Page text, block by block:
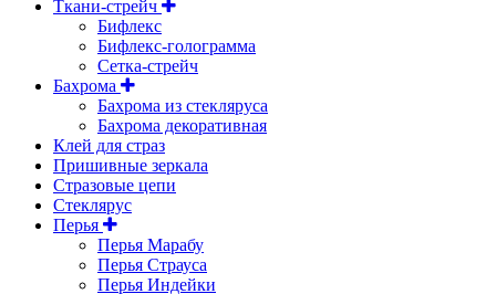
Ткани-стрейч
Бифлекс
Бифлекс-голограмма
Сетка-стрейч
Бахрома
Бахрома из стекляруса
Бахрома декоративная
Клей для страз
Пришивные зеркала
Cтразовые цепи
Стеклярус
Перья
Перья Марабу
Перья Страуса
Перья Индейки